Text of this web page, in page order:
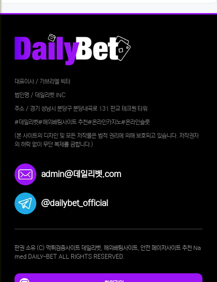
대표이사 / 가브리엘 빅터
법인명 / 데일리벳 INC
주소 / 경기 성남시 분당구 분당내곡로 131 판교 테크원 타워
#데일리벳#해외배팅사이트 추천#온라인카지노#온라인슬롯
(본 사이트의 디자인 및 모든 저작물은 법적 권리에 의해 보호되고 있습니다. 저작권자
의 허락 없이 무단 복제를 금합니다.)
admin@데일리벳.com
@dailybet_official
판권 소유 (C) 먹튀검증사이트 데일리벳, 해외배팅사이트, 안전 메이저사이트 추천 Na
med DAILY-BET ALL RIGHTS RESERVED.